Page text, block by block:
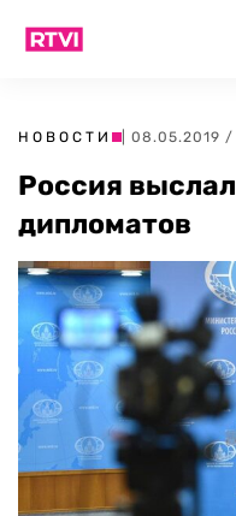
НОВОСТИ | 08.05.2019 /
Россия
дипломатов